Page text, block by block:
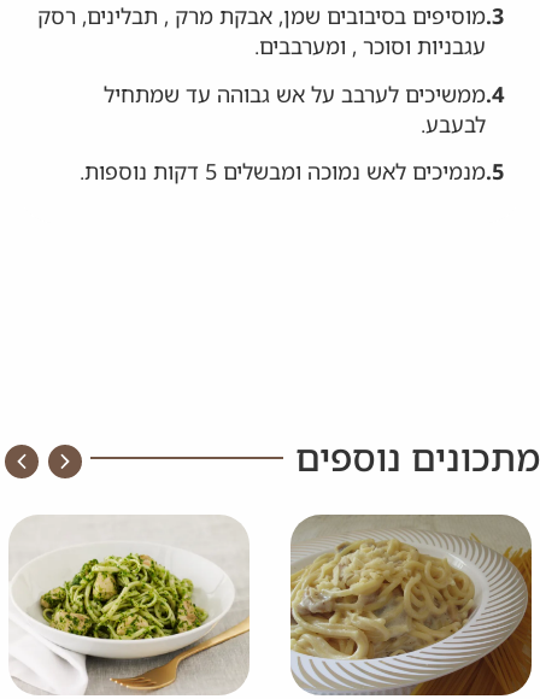
3. מוסיפים בסיבובים שמן, אבקת מרק , תבלינים, רסק
עגבניות וסוכר , ומערבבים.
4. ממשיכים לערבב על אש גבוהה עד שמתחיל
לבעבע.
5. מנמיכים לאש נמוכה ומבשלים 5 דקות נוספות.
מתכונים נוספים